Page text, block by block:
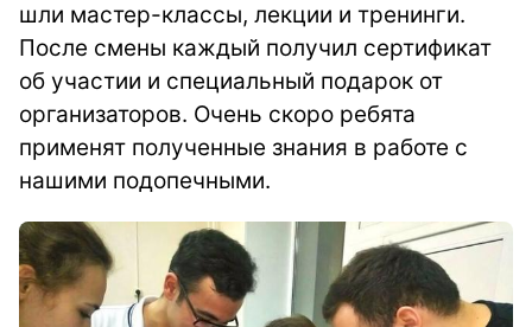
шли мастер-классы, лекции и тренинги.
После смены каждый получил сертификат
об участии и специальный подарок от
организаторов. Очень скоро ребята
применят полученные знания в работе с
нашими подопечными.